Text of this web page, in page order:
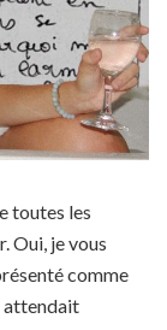
toutes les
Oui, je vous
comme
attendait